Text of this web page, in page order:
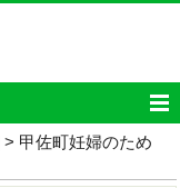
> 甲佐町妊婦のため